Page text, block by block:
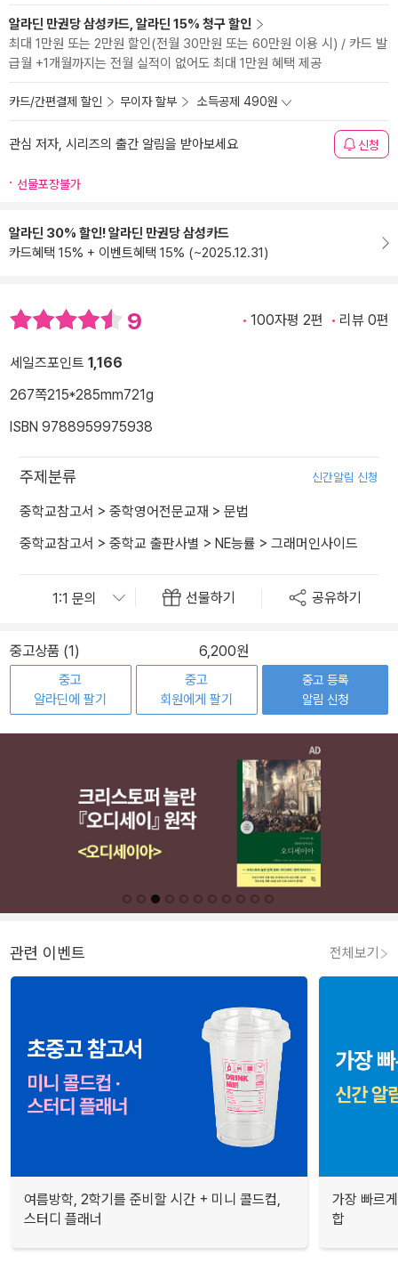
알라딘 만권당 삼성카드, 알라딘 15% 청구 할인
최대 1만원 또는 2만원 할인(전월 30만원 또는 60만원 이용 시) / 카드 발
급월 +1개월까지는 전월 실적이 없어도 최대 1만원 혜택 제공
카드/간편결제 할인 무이자 할부 소득공제 490원
관심 저자, 시리즈의 출간 알림을 받아보세요 신청
선물포장불가
알라딘 30% 할인! 알라딘 만권당 삼성카드
카드혜택 15% + 이벤트혜택 15% (~2025.12.31)
9 100자평 2편 리뷰 0편
세일즈포인트 1,166
267쪽215*285mm721g
ISBN 9788959975938
주제분류 신간알림 신청
중학교참고서 > 중학영어전문교재 > 문법
중학교참고서 > 중학교 출판사별 > NE능률 > 그래머인사이드
선물하기 공유하기
중고상품 (1) 6,200원
중고
알라딘에 팔기
중고
회원에게 팔기
중고 등록
알림 신청
관련 이벤트 전체보기
여름방학, 2학기를 준비할 시간 + 미니 콜드컵,
스터디 플래너
가장 빠르
합